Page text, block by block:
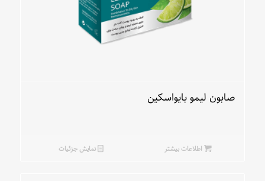
صابون لیمو بایواسکین
اطلاعات بیشتر نمایش جزئیات